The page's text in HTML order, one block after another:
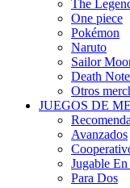
The
One piece
Pokémon
Naruto
Sailor
Death Note
Otros
JUEGOS DE
Avanzados
Jugable
Para Dos